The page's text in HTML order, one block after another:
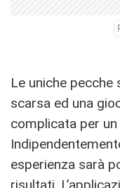
Le uniche
scarsa ed una
complicata per
esperienza sarà
risultati.